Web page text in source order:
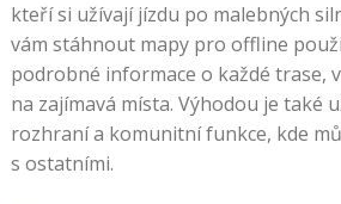
kteří si užívají jízdu po malebných
vám stáhnout mapy pro offline
podrobné informace o každé trase,
na zajímavá místa. Výhodou je také
rozhraní a komunitní funkce, kde
s ostatními.